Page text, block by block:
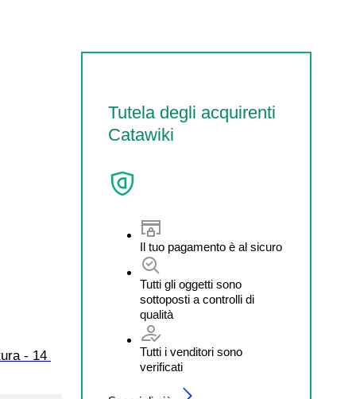
Tutela degli acquirenti
Catawiki
Il tuo pagamento è al sicuro
Tutti gli oggetti sono
sottoposti a controlli di
qualità
Tutti i venditori sono
verificati
- 14